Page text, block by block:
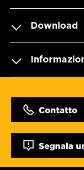
Download
Contatto
Segnala